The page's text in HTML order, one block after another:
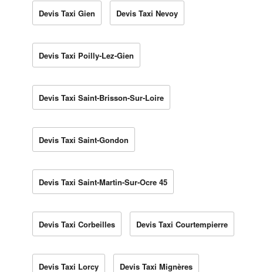
Devis Taxi Gien Devis Taxi Nevoy
Devis Taxi Poilly-Lez-Gien
Devis Taxi Saint-Brisson-Sur-Loire
Devis Taxi Saint-Gondon
Devis Taxi Saint-Martin-Sur-Ocre 45
Devis Taxi Corbeilles Devis Taxi Courtempierre
Devis Taxi Lorcy Devis Taxi Mignères